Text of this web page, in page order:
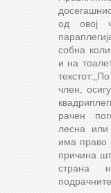
од овој
собна
и на
член,
рачен
лесна или
има право
причина
страна